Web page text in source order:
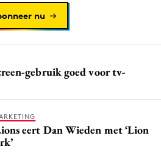
nu
gebruik goed voor tv-
eert Dan Wieden met ‘Lion